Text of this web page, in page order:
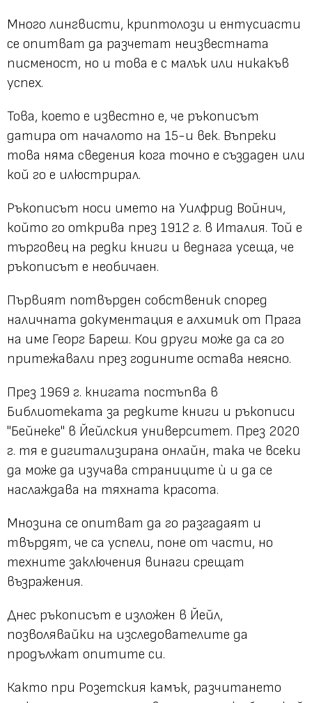
Много лингвисти, криптолози и ентусиасти
се опитват да разчетат неизвестната
писменост, но и това е с малък или никакъв
успех.
Това, което е известно е, че ръкописът
датира от началото на 15-и век. Въпреки
това няма сведения кога точно е създаден или
кой го е илюстрирал.
Ръкописът носи името на Уилфрид Войнич,
който го открива през 1912 г. в Италия. Той е
търговец на редки книги и веднага усеща, че
ръкописът е необичаен.
Първият потвърден собственик според
наличната документация е алхимик от Прага
на име Георг Бареш. Кои други може да са го
притежавали през годините остава неясно.
През 1969 г. книгата постъпва в
Библиотеката за редките книги и ръкописи
"Бейнеке" в Йейлския университет. През 2020
г. тя е дигитализирана онлайн, така че всеки
да може да изучава страниците ѝ и да се
наслаждава на тяхната красота.
Мнозина се опитват да го разгадаят и
твърдят, че са успели, поне от части, но
техните заключения винаги срещат
възражения.
Днес ръкописът е изложен в Йейл,
позволявайки на изследователите да
продължат опитите си.
Както при Розетския камък, разчитането